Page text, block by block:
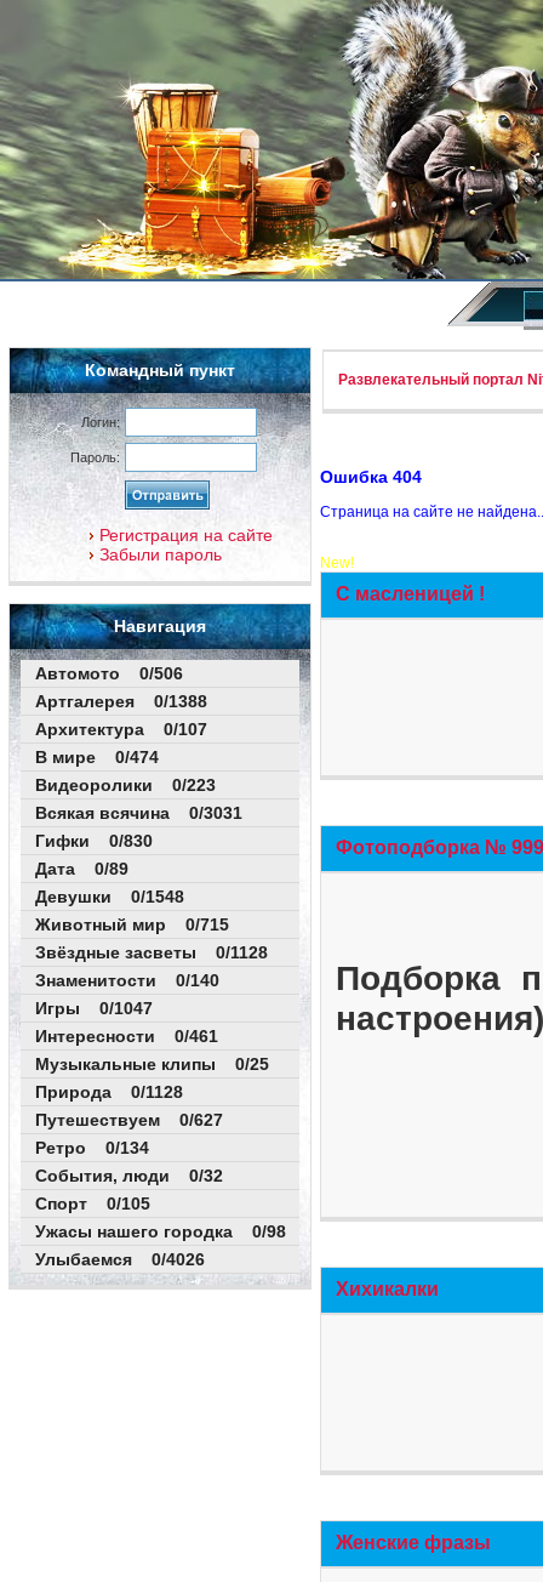
Командный пункт
Логин:
Пароль:
Регистрация на сайте
Забыли пароль
Навигация
Автомото 0/506
Артгалерея 0/1388
Архитектура 0/107
В мире 0/474
Видеоролики 0/223
Всякая всячина 0/3031
Гифки 0/830
Дата 0/89
Девушки 0/1548
Животный мир 0/715
Звёздные засветы 0/1128
Знаменитости 0/140
Игры 0/1047
Интересности 0/461
Музыкальные клипы 0/25
Природа 0/1128
Путешествуем 0/627
Ретро 0/134
События, люди 0/32
Спорт 0/105
Ужасы нашего городка 0/98
Улыбаемся 0/4026
Развлекательный портал
Ошибка 404
Страница на сайте не
New!
С масленицей !
Фотоподборка №
Подборка
Хихикалки
Женские фразы